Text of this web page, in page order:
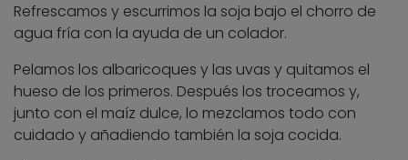
Refrescamos y escurrimos la soja bajo el chorro de
agua fría con la ayuda de un colador.
Pelamos los albaricoques y las uvas y quitamos el
hueso de los primeros. Después los troceamos y,
junto con el maíz dulce, lo mezclamos todo con
cuidado y añadiendo también la soja cocida.